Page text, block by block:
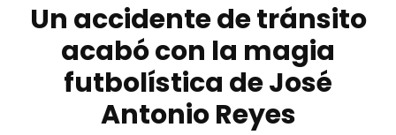
Un accidente de tránsito
acabó con la magia
futbolística de José
Antonio Reyes